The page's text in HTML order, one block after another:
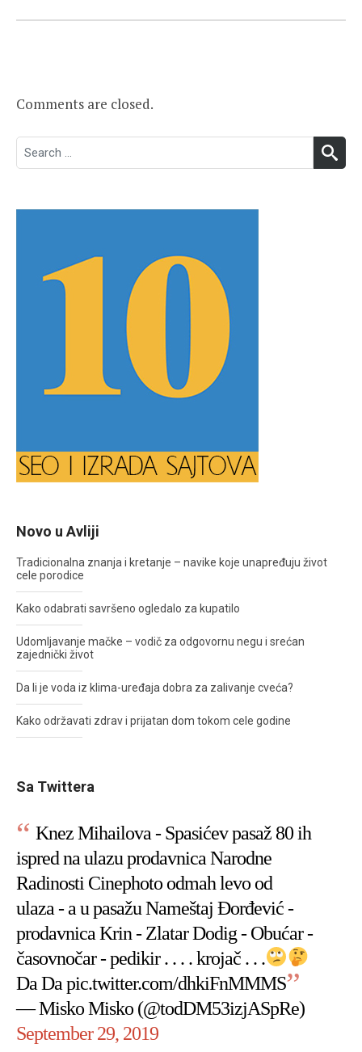
Comments are closed.
Search
for:
Novo u Avliji
Tradicionalna znanja i kretanje – navike koje unapređuju život
cele porodice
Kako odabrati savršeno ogledalo za kupatilo
Udomljavanje mačke – vodič za odgovornu negu i srećan
zajednički život
Da li je voda iz klima-uređaja dobra za zalivanje cveća?
Kako održavati zdrav i prijatan dom tokom cele godine
Sa Twittera
Knez Mihailova - Spasićev pasaž 80 ih
ispred na ulazu prodavnica Narodne
Radinosti Cinephoto odmah levo od
ulaza - a u pasažu Nameštaj Đorđević -
prodavnica Krin - Zlatar Dodig - Obućar -
časovnočar - pedikir . . . . krojač . . .
Da Da pic.twitter.com/dhkiFnMMMS
— Misko Misko (@todDM53izjASpRe)
September 29, 2019